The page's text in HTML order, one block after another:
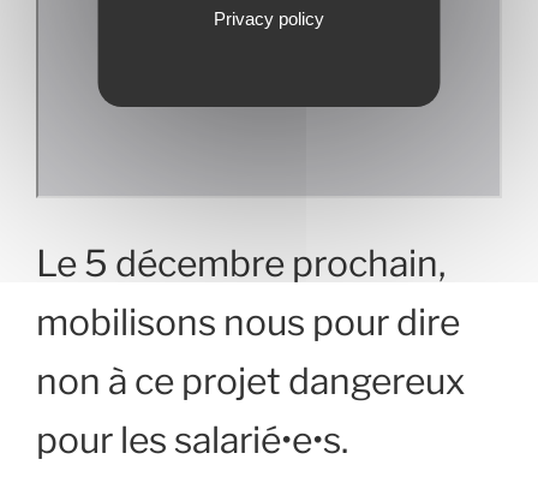
Le 5 décembre prochain,
mobilisons nous pour dire
non à ce projet dangereux
pour les salarié•e•s.
Privacy policy